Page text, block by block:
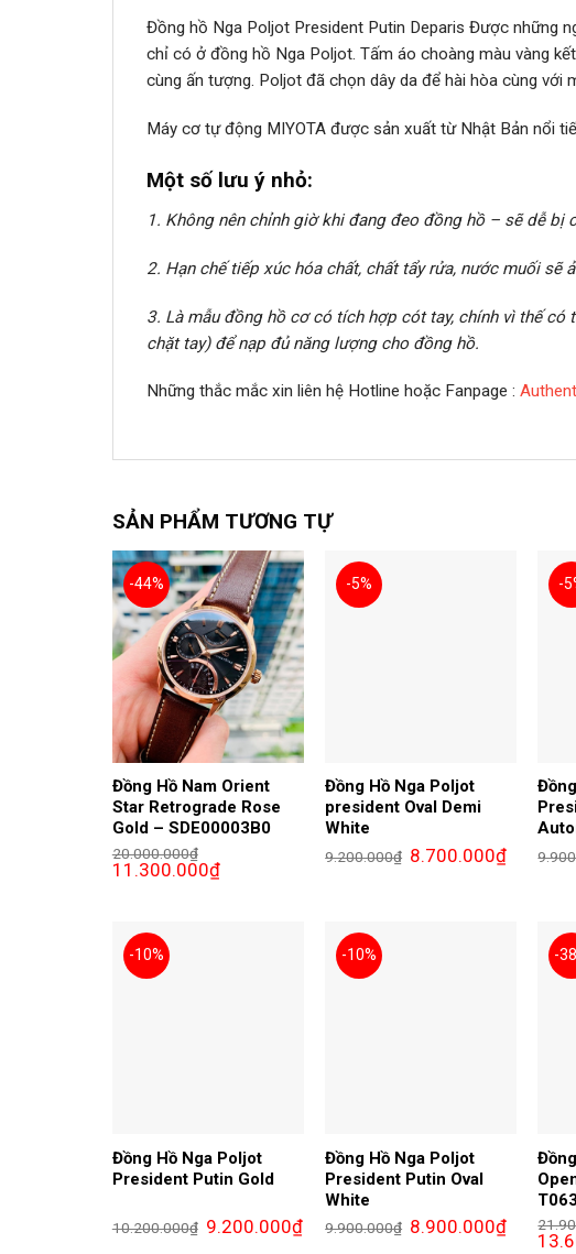
Đồng hồ Nga Poljot President Putin Deparis Được những
chỉ có ở đồng hồ Nga Poljot. Tấm áo choàng màu vàng
cùng ấn tượng. Poljot đã chọn dây da để hài hòa cùng với
Máy cơ tự động MIYOTA được sản xuất từ Nhật Bản nổi
Một số lưu ý nhỏ:
1. Không nên chỉnh giờ khi đang đeo đồng hồ – sẽ dễ bị
2. Hạn chế tiếp xúc hóa chất, chất tẩy rửa, nước muối sẽ
3. Là mẫu đồng hồ cơ có tích hợp cót tay, chính vì thế
chặt tay) để nạp đủ năng lượng cho đồng hồ.
Những thắc mắc xin liên hệ Hotline hoặc Fanpage :
SẢN PHẨM TƯƠNG TỰ
-44%
Đồng Hồ Nam Orient
Star Retrograde Rose
Gold – SDE00003B0
20.000.000₫
Giá
gốc
11.300.000₫Giá
hiện
-5%
Đồng Hồ Nga Poljot
president Oval Demi
White
9.200.000₫ Giá
gốc
8.700.000₫Giá
-
-10%
Đồng Hồ Nga Poljot
President Putin Gold
10.200.000₫ Giá
gốc
9.200.000₫Giá
hiện
-10%
Đồng Hồ Nga Poljot
President Putin Oval
White
9.900.000₫ Giá
gốc
8.900.000₫Giá
-
Giá